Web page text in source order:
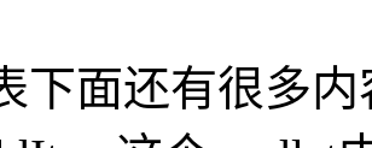
下面还有很多